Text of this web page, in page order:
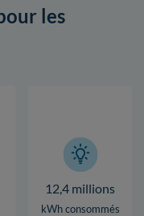
les
12,4 millions
kWh consommés